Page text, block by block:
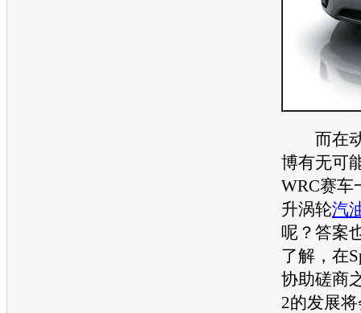
而在动
博有无可
WRC赛车
升涡轮汽
呢？答案
了解，在
协助磋商
2的发展